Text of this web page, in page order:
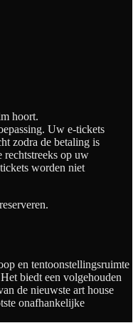
hoort.
Uw e-tickets
zodra de betaling is
op uw
worden niet
en tentoonstellingsruimte
biedt een volgehouden
de nieuwste art house
onafhankelijke